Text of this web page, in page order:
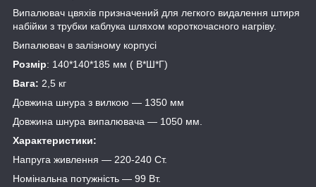
Випалювач цвяхів призначений для легкого видалення штиря
набійки з трубки каблука шляхом короткочасного нагріву.
Випалювач в залізному корпусі
Розмір: 140*140*185 мм ( В*Ш*Г)
Вага: 2,5 кг
Довжина шнура з вилкою ― 1350 мм
Довжина шнура випалювача ― 1050 мм.
Характеристики:
Напруга живлення ― 220-240 Ст.
Номінальна потужність ― 99 Вт.